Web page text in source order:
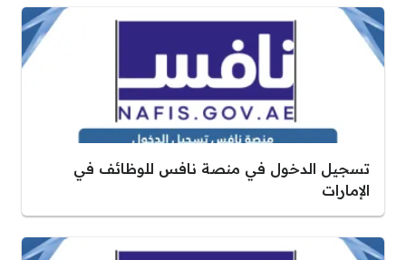
تسجيل الدخول في منصة نافس للوظائف في
الإمارات